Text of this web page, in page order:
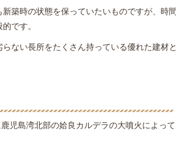
築時の状態を保っていたいものですが、時
です。
ない長所をたくさん持っている優れた建材
児島湾北部の姶良カルデラの大噴火によって